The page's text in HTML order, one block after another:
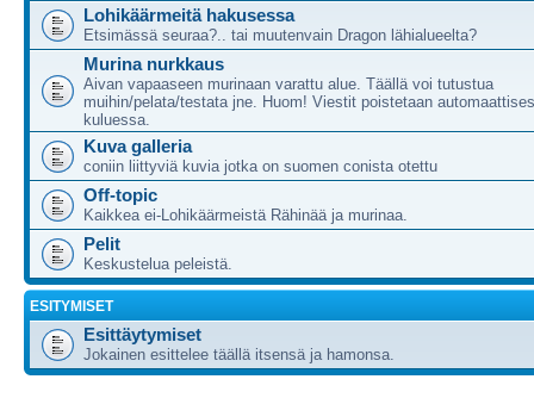
Lohikäärmeitä hakusessa
Etsimässä seuraa?.. tai muutenvain Dragon lähialueelta?
Murina nurkkaus
Aivan vapaaseen murinaan varattu alue. Täällä voi tutustua
muihin/pelata/testata jne. Huom! Viestit poistetaan
kuluessa.
Kuva galleria
coniin liittyviä kuvia jotka on suomen conista otettu
Off-topic
Kaikkea ei-Lohikäärmeistä Rähinää ja murinaa.
Pelit
Keskustelua peleistä.
ESITYMISET
Esittäytymiset
Jokainen esittelee täällä itsensä ja hamonsa.